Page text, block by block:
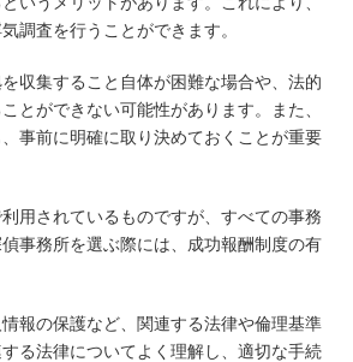
調査を行うことができます。
収集すること自体が困難な場合や、法的
とができない可能性があります。また、
事前に明確に取り決めておくことが重要
用されているものですが、すべての事務
事務所を選ぶ際には、成功報酬制度の有
報の保護など、関連する法律や倫理基準
る法律についてよく理解し、適切な手続